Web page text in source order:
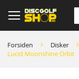
to
Content
Forsiden Disker
Lucid Moonshine Orbit